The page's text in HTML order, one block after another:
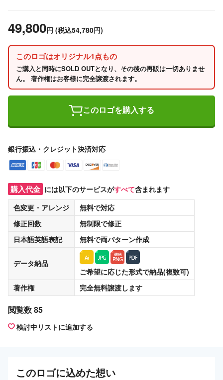
49,800円 (税込54,780円)
このロゴはオリジナル1点もの
ご購入と同時にSOLD OUTとなり、その後の再販は一切ありませ
ん。 著作権はお客様に完全譲渡されます。
このロゴを購入する
銀行振込・クレジット決済対応
購入代金 には以下のサービスがすべて含まれます
色変更・アレンジ
無料で対応
修正回数
無制限で修正
日本語英語表記
無料で両パターン作成
データ納品
ご希望に応じた形式で納品(複数可)
著作権
完全無料譲渡します
閲覧数 85
検討中リストに追加する
このロゴに込めた想い